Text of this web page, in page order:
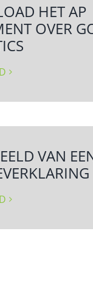
HET AP
OVER
VAN